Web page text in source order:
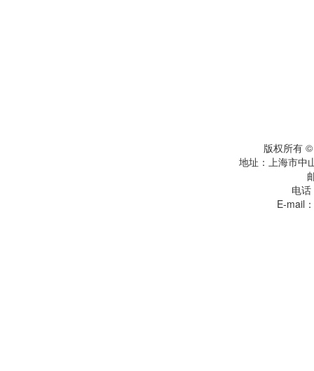
版权所有
地址：上海市
电
E-mail